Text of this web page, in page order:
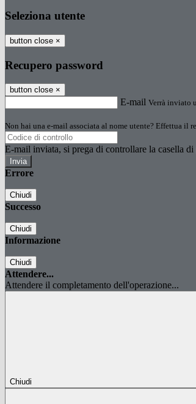
Seleziona utente
button close ×
Recupero password
button close ×
E-mail Verrà inviato
Non hai una e-mail associata al nome utente? Effettua il
E-mail inviata, si prega di controllare la casella di
Errore
Chiudi
Successo
Chiudi
Informazione
Chiudi
Attendere...
Attendere il completamento dell'operazione...
Chiudi